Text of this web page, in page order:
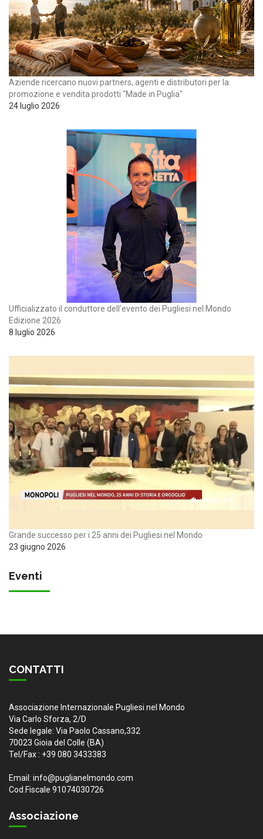
Aziende ricercano nuovi partners, agenti e distributori per la
promozione e vendita prodotti "Made in Puglia"
24 luglio 2026
Ufficializzato il conduttore dell’evento dei Pugliesi nel Mondo
Edizione 2026
8 luglio 2026
Grande successo per i 25 anni dei Pugliesi nel Mondo
23 giugno 2026
Eventi
CONTATTI
Associazione Internazionale Pugliesi nel Mondo
Via Carlo Sforza, 2/D
Sede legale: Via Paolo Cassano,332
70023 Gioia del Colle (BA)
Tel/Fax : +39 080 3433383
Email: info@puglianelmondo.com
Cod.Fiscale 91074030726
Associazione